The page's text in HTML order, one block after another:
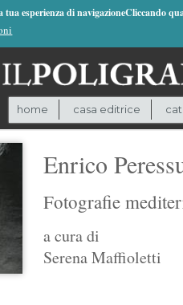
esperienza di navigazioneCliccando
home casa editrice
Enrico
Fotografie
a cura di
Serena Maffioletti